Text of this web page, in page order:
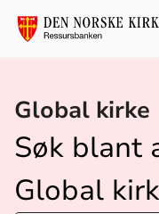
Global kirke
Søk blant
Global